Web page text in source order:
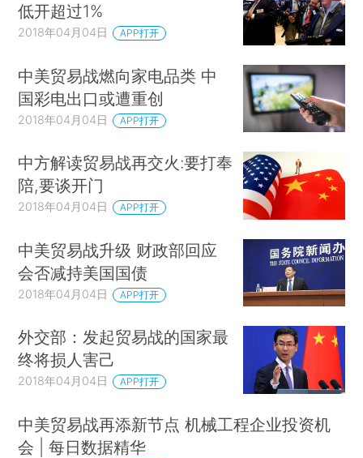
低开超过1%
2018年04月04日 APP打开
中美贸易战燃向家电品类 中
国彩电出口或遭重创
2018年04月04日 APP打开
中方解读贸易战再交火:要打奉
陪,要谈开门
2018年04月04日 APP打开
中美贸易战升级 财政部回应
会否减持美国国债
2018年04月04日 APP打开
外交部：发起贸易战的国家最
终将损人害己
2018年04月04日 APP打开
中美贸易战再添新节点 机械工程企业投资机
会 | 每日数据精华